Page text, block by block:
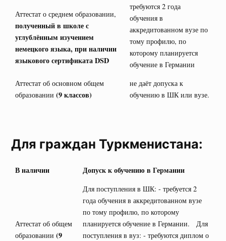
требуются 2 года
обучения в
аккредитованном вузе по
тому профилю, по
которому планируется
обучение в Германии
Аттестат о среднем образовании,
полученный в школе с
углублённым изучением
немецкого языка, при наличии
языкового сертификатаDSD
Аттестат об основном общем
образовании (9 классов)
не даёт допуска к
обучению в ШК или вузе.
Для граждан Туркменистана:
В наличии Допуск к обучению в Германии
Аттестат об общем
образовании (9
Для поступления в ШК: - требуется 2
года обучения в аккредитованном вузе
по тому профилю, по которому
планируется обучение в Германии. Для
поступления в вуз: - требуются диплом о